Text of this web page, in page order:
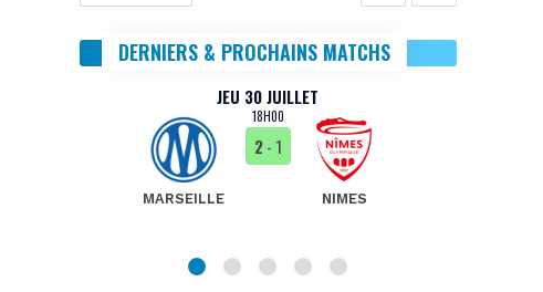
DERNIERS & PROCHAINS MATCHS
JEU 30 JUILLET
18H00
MARSEILLE
2- 1
NIMES